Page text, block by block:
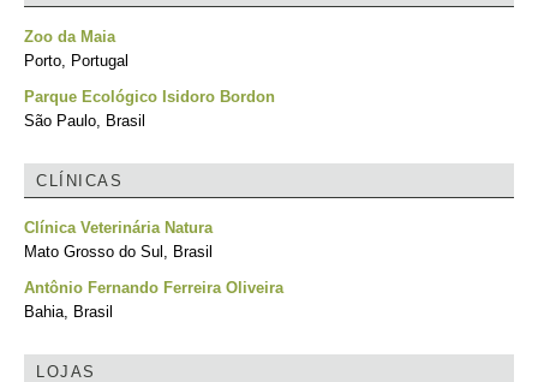
Zoo da Maia
Porto, Portugal
Parque Ecológico Isidoro Bordon
São Paulo, Brasil
CLÍNICAS
Clínica Veterinária Natura
Mato Grosso do Sul, Brasil
Antônio Fernando Ferreira Oliveira
Bahia, Brasil
LOJAS